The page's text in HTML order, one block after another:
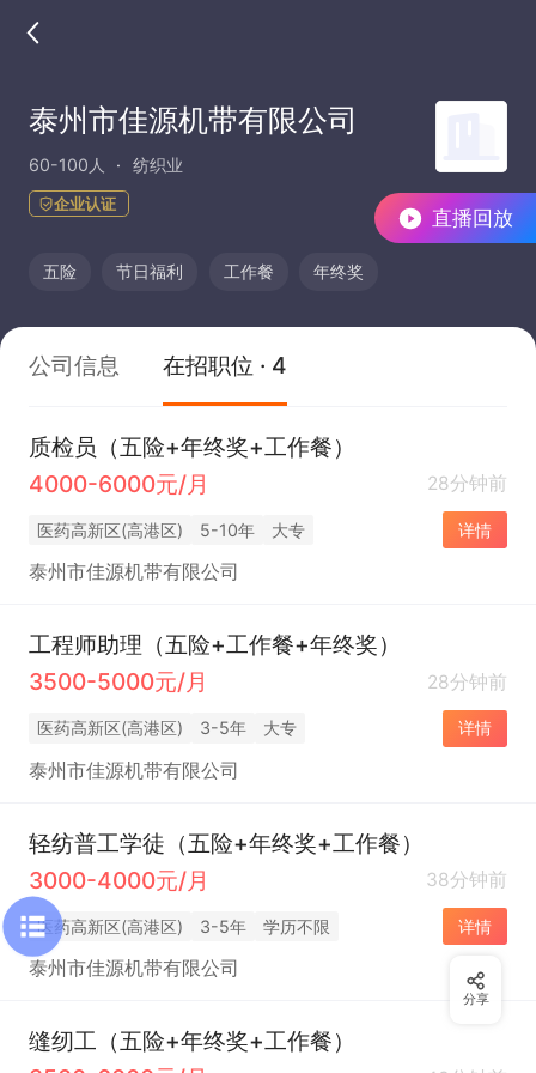
直播回放
泰州市佳源机带有限公司
60-100人 纺织业
企业认证
五险 节日福利 工作餐 年终奖
公司信息 在招职位 · 4
质检员（五险+年终奖+工作餐）
4000-6000元/月
28分钟前
医药高新区(高港区) 5-10年 大专 详情
泰州市佳源机带有限公司
工程师助理（五险+工作餐+年终奖）
3500-5000元/月
28分钟前
医药高新区(高港区) 3-5年 大专 详情
泰州市佳源机带有限公司
轻纺普工学徒（五险+年终奖+工作餐）
3000-4000元/月
38分钟前
医药高新区(高港区) 3-5年 学历不限 详情
泰州市佳源机带有限公司
缝纫工（五险+年终奖+工作餐）
分享